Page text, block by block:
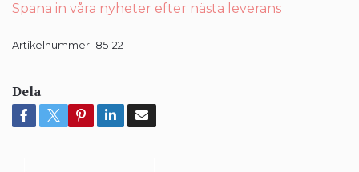
Spana in våra nyheter efter nästa leverans
Artikelnummer: 85-22
Dela